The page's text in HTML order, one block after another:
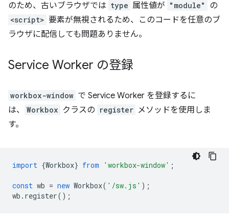
のため、古いブラウザでは type 属性値が "module" の
<script> 要素が無視されるため、このコードを任意のブ
ラウザに配信しても問題ありません。
Service Worker の登録
workbox-window で Service Worker を登録するに
は、
Workbox クラスの register メソッドを使用しま
す。
import {Workbox} from 'workbox-window' ;
const wb = new Workbox( '/sw.js' );
wb . register();